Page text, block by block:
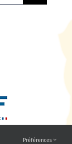
Préférences